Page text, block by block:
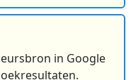
in Google